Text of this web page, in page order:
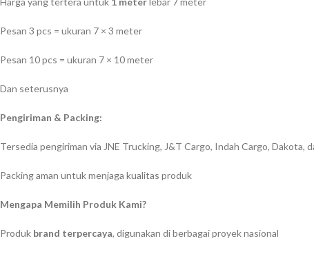
Pesan 3 pcs = ukuran 7 × 3 meter
Pesan 10 pcs = ukuran 7 × 10 meter
Dan seterusnya
Pengiriman & Packing:
Tersedia pengiriman via JNE Trucking, J&T Cargo, Indah Cargo, Dakota,
Packing aman untuk menjaga kualitas produk
Mengapa Memilih Produk Kami?
Produk brand terpercaya, digunakan di berbagai proyek nasional